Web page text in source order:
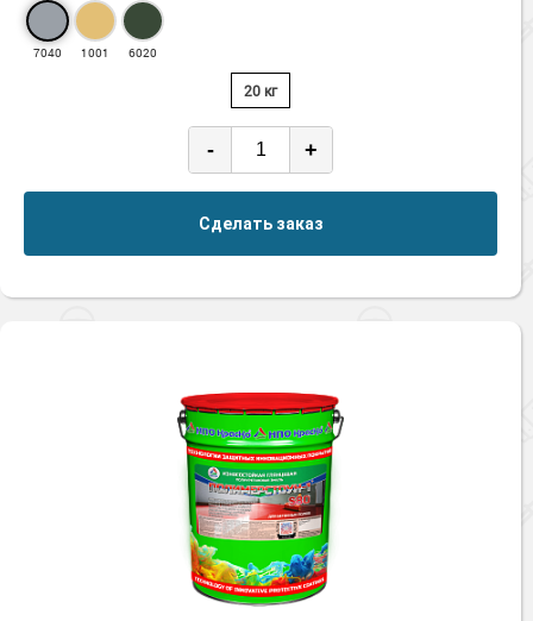
7040 1001 6020
20 кг
- +
Сделать заказ